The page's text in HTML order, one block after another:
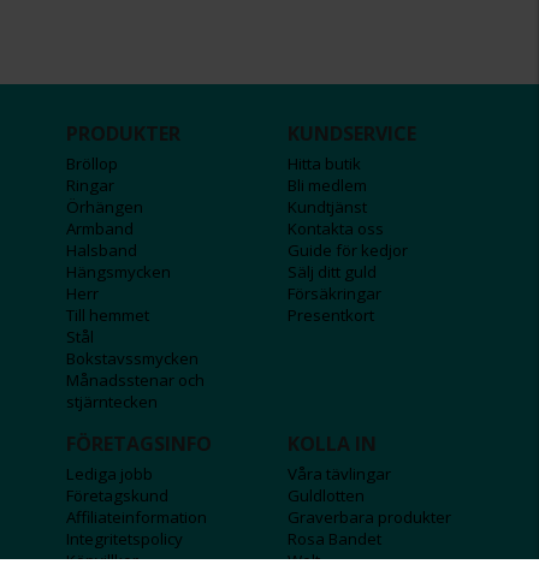
PRODUKTER
Bröllop
Ringar
Örhängen
Armband
Halsband
Hängsmycken
Herr
Till hemmet
Stål
Bokstavssmycken
Månadsstenar och
stjärntecken
KUNDSERVICE
Hitta butik
Bli medlem
Kundtjänst
Kontakta oss
Guide för kedjor
Sälj ditt guld
Försäkringar
Presentkort
FÖRETAGSINFO
Lediga jobb
Företagskund
Affiliateinformation
Integritetspolicy
Köpvillkor
KOLLA IN
Våra tävlingar
Guldlotten
Graverbara produkter
Rosa Bandet
Wolt